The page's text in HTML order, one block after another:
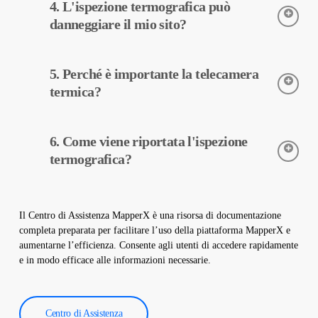
termiche. Le telecamere rilevano le temperature delle
apparecchiature e questi dati vengono elaborati da MapperX e
4. L'ispezione termografica può
danneggiare il mio sito?
viene eseguita senza apportare modifiche fisiche al vostro
impianto. Non danneggia il sito e aiuta a mantenere il vostro
5. Perché è importante la telecamera
termica?
precisione le temperature delle apparecchiature negli impianti
solari. Queste telecamere aiutano nella diagnosi precoce dei
6. Come viene riportata l'ispezione
termografica?
software e viene creato un rapporto completo. Questi rapporti
sono utilizzati per migliorare l’efficienza degli impianti solari e
ridurre i costi operativi.
Il Centro di Assistenza MapperX è una risorsa di documentazione
completa preparata per facilitare l’uso della piattaforma MapperX e
aumentarne l’efficienza. Consente agli utenti di accedere rapidamente
e in modo efficace alle informazioni necessarie.
Centro di Assistenza